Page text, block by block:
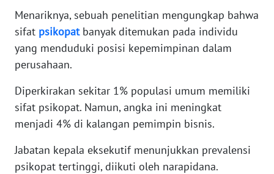
Menariknya, sebuah penelitian mengungkap bahwa
sifat psikopatbanyak ditemukan pada individu
yang menduduki posisi kepemimpinan dalam
perusahaan.
Diperkirakan sekitar 1% populasi umum memiliki
sifat psikopat. Namun, angka ini meningkat
menjadi 4% di kalangan pemimpin bisnis.
Jabatan kepala eksekutif menunjukkan prevalensi
psikopat tertinggi, diikuti oleh narapidana.
PEDOMAN
MEDIA
SIBER
REDAKSI
KARIR
DISCLAIMER